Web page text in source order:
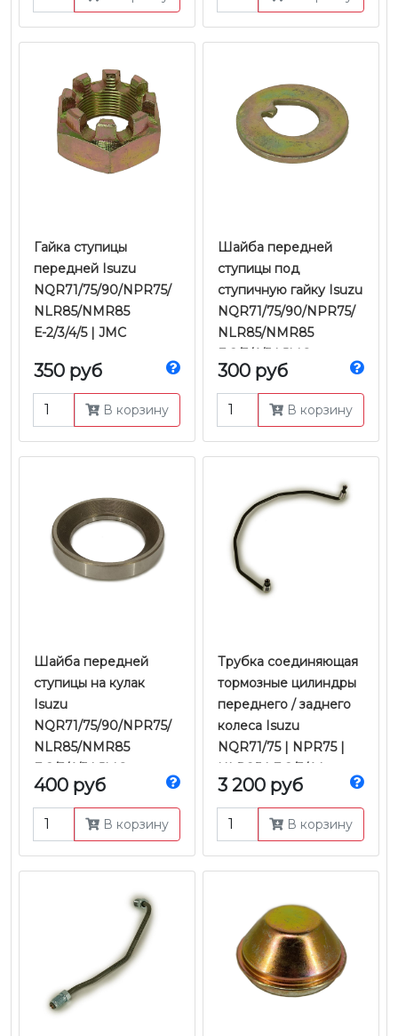
Гайка ступицы
передней Isuzu
NQR71/75/90/NPR75/
NLR85/NMR85
Е-2/3/4/5 | JMC
350 руб
В корзину
Шайба передней
ступицы под
ступичную гайку Isuzu
NQR71/75/90/NPR75/
NLR85/NMR85
Е-2/3/4/5 | JMC
300 руб
В корзину
Шайба передней
ступицы на кулак
Isuzu
NQR71/75/90/NPR75/
NLR85/NMR85
Е-2/3/4/5 | JMC
400 руб
В корзину
Трубка соединяющая
тормозные цилиндры
переднего / заднего
колеса Isuzu
NQR71/75 | NPR75 |
NLR85 | Е-2/3/4 |
Оригинал
3 200 руб
В корзину